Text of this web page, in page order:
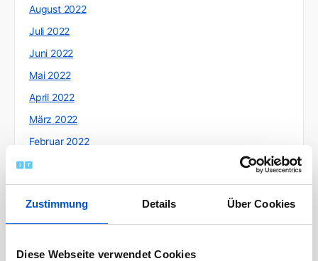
Zustimmung Details Über Cookies
Diese Webseite verwendet Cookies
August 2022
Juli 2022
Juni 2022
Mai 2022
April 2022
März 2022
Februar 2022
Januar 2022
Dezember 2021
November 2021
September 2021